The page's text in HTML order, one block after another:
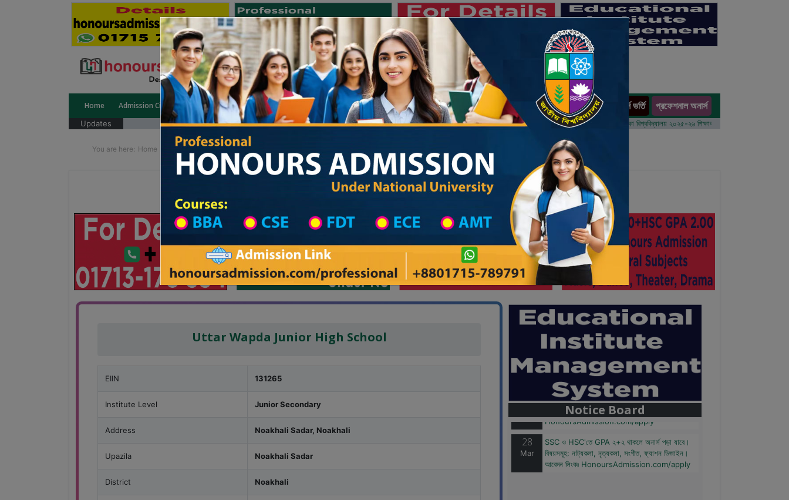
Home Admission Circular Public University Private University International University University College Results অনার্স ভর্তি প্রফেশনাল অনার্স
Updates জাতীয় বিশ্ববিদ্যালয় ২০২৫-২৬ শিক্ষাবর্ষের ১ম বর্ষের ভর্তি আবেদন বিজ্ঞপ্তি ঢাকা বিশ্ববিদ্যালয় ২০২৫-২৬ শিক্ষাবর্ষে আন্ডারগ্র্যাজুয়েট প্রোগ্রামে
You are here: Home School Category High School in Noakhali Wise
Private University Admission
Uttar Wapda Junior High School
EIIN 131265
Institute Level Junior Secondary
Address Noakhali Sadar, Noakhali
Upazila Noakhali Sadar
District Noakhali
Notice Board
বাজেটের মধ্যে প্রাইভেট ইউনিভার্সিটিতে অনার্স পড়ার সুযোগ।
২০টির অধিক বিষয়, ৪ বছরে মোট খরচ ২ লক্ষ থেকে ৫ লক্ষ
টাকা। আবেদন লিংকঃ
HonoursAdmission.com/apply
28
Mar
বিষয়সমূহ: নাট্যকলা, নৃত্যকলা, সংগীত, ফ্যাশন ডিজাইন।
আবেদন লিংকঃ HonoursAdmission.com/apply